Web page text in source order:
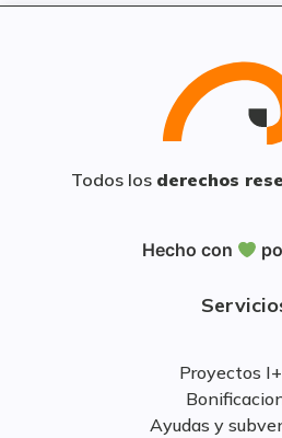
Todos los derechos
Hecho con
Proyectos
Ayudas y